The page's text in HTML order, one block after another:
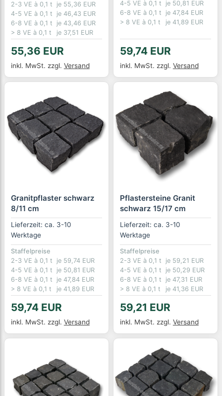
2-3 VE à 0,1 t
je 55,36 EUR
4-5 VE à 0,1 t
je 46,43 EUR
6-8 VE à 0,1 t
je 43,46 EUR
> 8 VE à 0,1 t
je 37,51 EUR
55,36 EUR
inkl. MwSt. zzgl. Versand
4-5 VE à 0,1 t
je 50,81 EUR
6-8 VE à 0,1 t
je 47,84 EUR
> 8 VE à 0,1 t
je 41,89 EUR
59,74 EUR
inkl. MwSt. zzgl. Versand
Granitpflaster schwarz
8/11 cm
Lieferzeit: ca. 3-10
Werktage
Staffelpreise
2-3 VE à 0,1 t
je 59,74 EUR
4-5 VE à 0,1 t
je 50,81 EUR
6-8 VE à 0,1 t
je 47,84 EUR
> 8 VE à 0,1 t
je 41,89 EUR
59,74 EUR
inkl. MwSt. zzgl. Versand
Pflastersteine Granit
schwarz 15/17 cm
Lieferzeit: ca. 3-10
Werktage
Staffelpreise
2-3 VE à 0,1 t
je 59,21 EUR
4-5 VE à 0,1 t
je 50,29 EUR
6-8 VE à 0,1 t
je 47,31 EUR
> 8 VE à 0,1 t
je 41,36 EUR
59,21 EUR
inkl. MwSt. zzgl. Versand